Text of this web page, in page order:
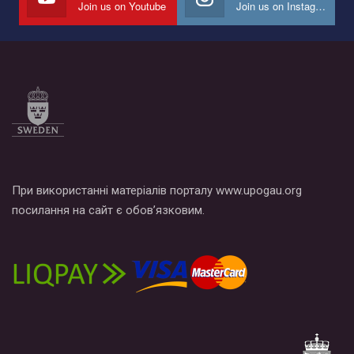
Все, что вам нужно сделать - это зайти на наш канал YouTube
Join us on Youtube Join us on Instagram
При використанні матеріалів порталу www.upogau.org
посилання на сайт є обов’язковим.